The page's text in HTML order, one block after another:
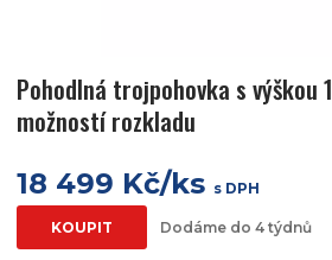
Pohodlná trojpohovka s výškou
možností rozkladu
18 499 Kč/ks s DPH
KOUPIT Dodáme do 4 týdnů